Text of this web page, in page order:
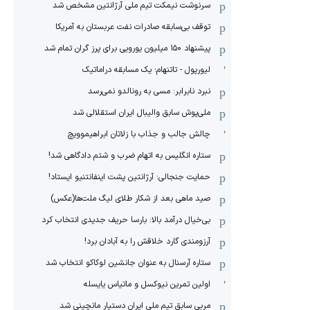
سرنوشت نیمکت تیم ملی آرژانتین مشخص شد
توقف بی‌سابقه صادرات نفت عربستان به آمریکا
پیشنهاد ۱۵۰ میلیون یورویی برای پرز گران تمام شد
لیورپول - تاتنهام؛ یک مسابقه دراماتیک
نبرد نابرابر: مسی به رونالدو نمی‌رسد
ملی‌پوش سابق والیبال ایران استقلالی شد
چالش جالب و جذاب با زلاتان ابراهیموویچ
ستاره انگلیس به اتهام ضرب و شتم دادگاهی شد!
حمایت جنجالی: آرژانتین پشت اینفانتنیو ایستاد!
صید ماهی بعد از شکار طلای لیگ ملت‌ها(عکس)
بی‌خیال درآمد بالا: بارسا حریف جدیدی انتخاب کرد
آرزومندی گارد خلاقش را به آبادان برد!
ستاره آرسنال به عنوان جانشین لوکاکو انتخاب شد
اولین تمرین نیوکسل و ماتیاس یایسله
مربی سابق تیم ملی ایران دستیار مانچینی شد